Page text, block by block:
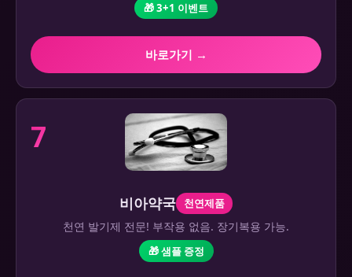
🎁 3+1 이벤트
바로가기 →
7
비아약국 천연제품
천연 발기제 전문! 부작용 없음. 장기복용 가능.
🎁 샘플 증정